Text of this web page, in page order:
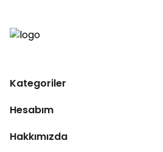
Kategoriler
Hesabım
Hakkımızda